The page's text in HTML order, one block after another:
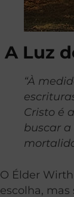
A Luz
“À
Cristo é
buscar
O Élder
escolha,